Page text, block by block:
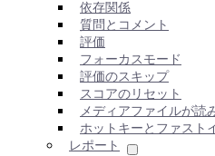
依存関係
質問とコメント
評価
フォーカスモード
評価のスキップ
スコアのリセット
メディアファイルが読
ホットキーとファスト
レポート